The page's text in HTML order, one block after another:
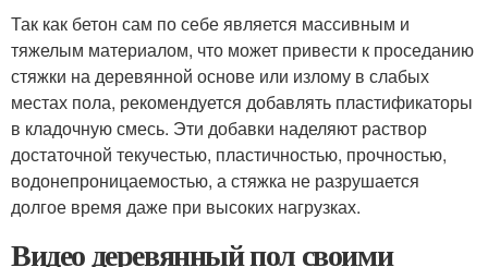
Так как бетон сам по себе является массивным и
тяжелым материалом, что может привести к проседанию
стяжки на деревянной основе или излому в слабых
местах пола, рекомендуется добавлять пластификаторы
в кладочную смесь. Эти добавки наделяют раствор
достаточной текучестью, пластичностью, прочностью,
водонепроницаемостью, а стяжка не разрушается
долгое время даже при высоких нагрузках.
Видео деревянный пол своими